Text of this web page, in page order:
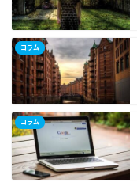
コラム
コラム